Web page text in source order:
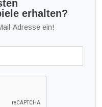
erhalten?
Adresse ein!